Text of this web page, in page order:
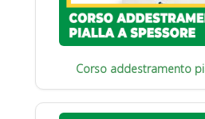
Corso addestramento